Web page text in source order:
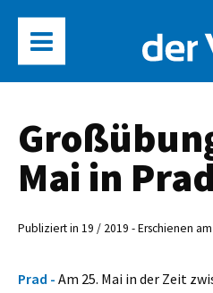
Mai in
Publiziert in 19 / 2019 - Erschienen am
Prad - Am 25. Mai in der Zeit